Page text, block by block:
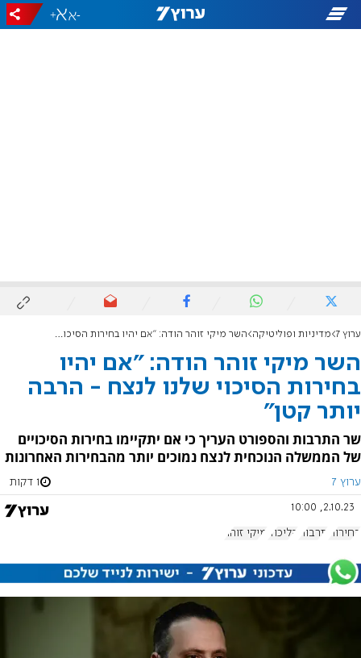
-
+
ערוץ 7 מדיניות ופוליטיקה השר מיקי זוהר הודה: "אם יהיו בחירות הסיכוי שלנו לנצח - הרבה יותר קטן"
השר מיקי זוהר הודה: "אם יהיו
בחירות הסיכוי שלנו לנצח - הרבה
יותר קטן"
שר התרבות והספורט העריך כי אם יתקיימו בחירות הסיכויים
של הממשלה הנוכחית לנצח נמוכים יותר מהבחירות האחרונות
ערוץ 7 1 דקות
2.10.23, 10:00
בחירות תרבות הליכוד מיקי זוהר